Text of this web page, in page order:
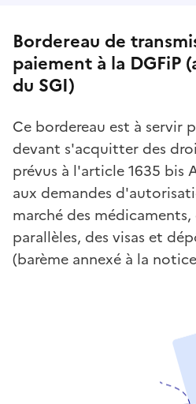
Bordereau de
paiement à la DGFiP
du SGI)
Ce bordereau est à servir
devant s'acquitter des
prévus à l'article 1635 bis
aux demandes
marché des
parallèles, des visas et
(barème annexé à la